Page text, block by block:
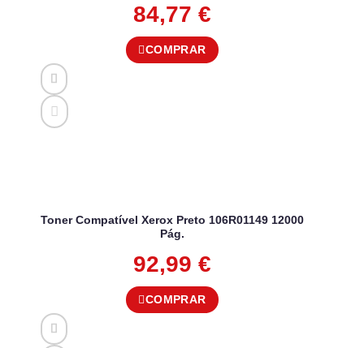
84,77 €
COMPRAR
Toner Compatível Xerox Preto 106R01149 12000
Pág.
92,99 €
COMPRAR